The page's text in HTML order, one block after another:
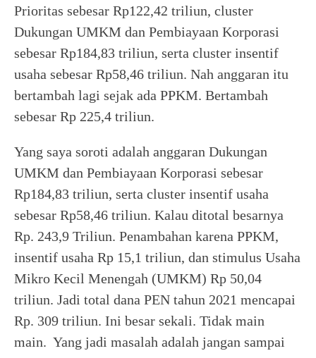
Prioritas sebesar Rp122,42 triliun, cluster
Dukungan UMKM dan Pembiayaan Korporasi
sebesar Rp184,83 triliun, serta cluster insentif
usaha sebesar Rp58,46 triliun. Nah anggaran itu
bertambah lagi sejak ada PPKM. Bertambah
sebesar Rp 225,4 triliun.
Yang saya soroti adalah anggaran Dukungan
UMKM dan Pembiayaan Korporasi sebesar
Rp184,83 triliun, serta cluster insentif usaha
sebesar Rp58,46 triliun. Kalau ditotal besarnya
Rp. 243,9 Triliun. Penambahan karena PPKM,
insentif usaha Rp 15,1 triliun, dan stimulus Usaha
Mikro Kecil Menengah (UMKM) Rp 50,04
triliun. Jadi total dana PEN tahun 2021 mencapai
Rp. 309 triliun. Ini besar sekali. Tidak main
main. Yang jadi masalah adalah jangan sampai